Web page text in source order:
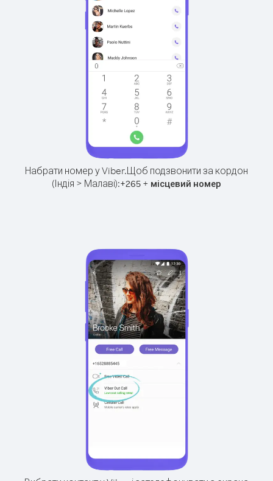
Набрати номер у Viber.Щоб подзвонити за кордон
(Індія > Малаві):+265 + місцевий номер